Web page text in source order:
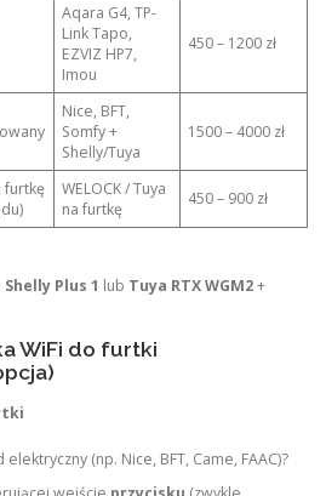
Aqara G4, TP-
Link Tapo,
EZVIZ HP7,
Imou
450 – 1200 zł
Nice, BFT,
Somfy +
Shelly/Tuya
1500 – 4000 zł
furtkę
WELOCK / Tuya
na furtkę
450 – 900 zł
Shelly Plus 1 lub Tuya RTX WGM2+
WiFi do furtki
(np. Nice, BFT, Came, FAAC)?